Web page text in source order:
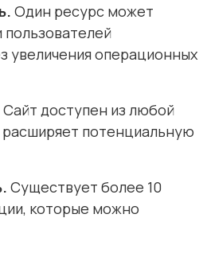
Один ресурс может
увеличения операционных
Сайт доступен из любой
расширяет потенциальную
Существует более 10
которые можно